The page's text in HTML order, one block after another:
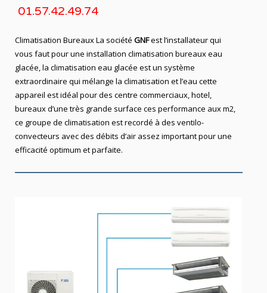
01.57.42.49.74
Climatisation Bureaux La sociétéGNFest l’installateur qui
vous faut pour une installation climatisation bureaux eau
glacée, la climatisation eau glacée est un système
extraordinaire qui mélange la climatisation et l’eau cette
appareil est idéal pour des centre commerciaux, hotel,
bureaux d’une très grande surface ces performance aux m2,
ce groupe de climatisation est recordé à des ventilo-
convecteurs avec des débits d’air assez important pour une
efficacité optimum et parfaite.